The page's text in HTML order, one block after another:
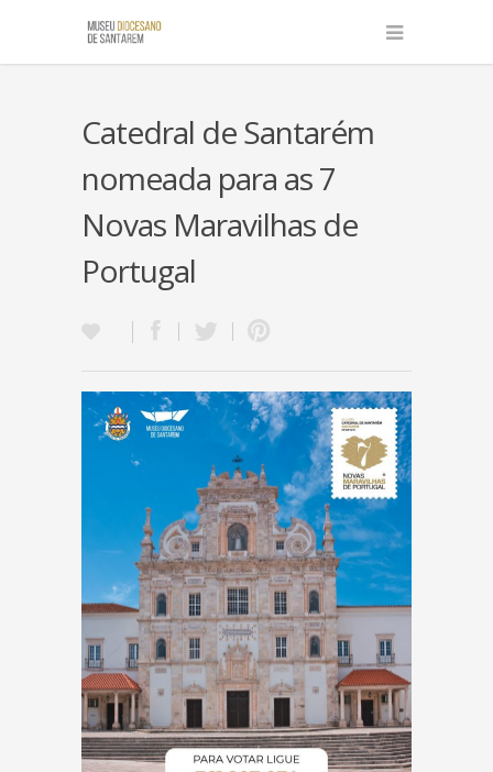
Catedral de Santarém
nomeada para as 7
Novas Maravilhas de
Portugal